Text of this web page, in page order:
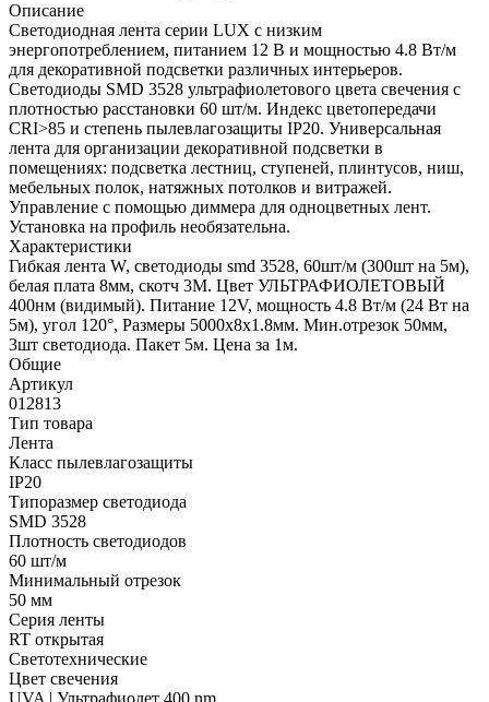
Описание
Светодиодная лента серии LUX с низким
энергопотреблением, питанием 12 В и мощностью 4.8 Вт/м
для декоративной подсветки различных интерьеров.
Светодиоды SMD 3528 ультрафиолетового цвета свечения с
плотностью расстановки 60 шт/м. Индекс цветопередачи
CRI>85 и степень пылевлагозащиты IP20. Универсальная
лента для организации декоративной подсветки в
помещениях: подсветка лестниц, ступеней, плинтусов, ниш,
мебельных полок, натяжных потолков и витражей.
Управление с помощью диммера для одноцветных лент.
Установка на профиль необязательна.
Характеристики
Гибкая лента W, светодиоды smd 3528, 60шт/м (300шт на 5м),
белая плата 8мм, скотч 3М. Цвет УЛЬТРАФИОЛЕТОВЫЙ
400нм (видимый). Питание 12V, мощность 4.8 Вт/м (24 Вт на
5м), угол 120°, Размеры 5000х8x1.8мм. Мин.отрезок 50мм,
3шт светодиода. Пакет 5м. Цена за 1м.
Общие
Артикул
012813
Тип товара
Лента
Класс пылевлагозащиты
IP20
Типоразмер светодиода
SMD 3528
Плотность светодиодов
60 шт/м
Минимальный отрезок
50 мм
Серия ленты
RT открытая
Светотехнические
Цвет свечения